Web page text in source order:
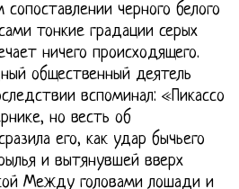
черного белого
тонкие градации серых
ничего происходящего.
общественный деятель
вспоминал: «Пикассо
но весть об
его, как удар бычьего
и вытянувшей вверх
Между головами лошади и